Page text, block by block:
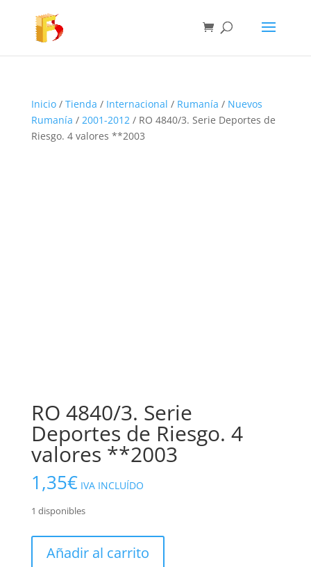
Inicio/ Tienda / Internacional / Rumanía / Nuevos
Rumanía / 2001-2012/ RO 4840/3. Serie Deportes de
Riesgo. 4 valores **2003
RO 4840/3. Serie
Deportes de Riesgo. 4
valores **2003
1,35€ IVA INCLUÍDO
1 disponibles
4840/3.
Añadir al carrito